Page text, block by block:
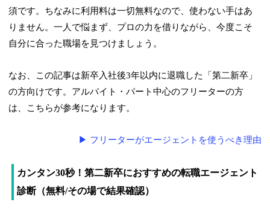
須です。ちなみに利用料は一切無料なので、使わない手はあ
りません。一人で悩まず、プロの力を借りながら、今度こそ
自分に合った職場を見つけましょう。
なお、この記事は新卒入社後3年以内に退職した「第二新卒」
の方向けです。アルバイト・パート中心のフリーターの方
は、こちらが参考になります。
▶ フリーターがエージェントを使うべき理由
カンタン30秒！第二新卒におすすめの転職エージェント
診断（無料/その場で結果確認）